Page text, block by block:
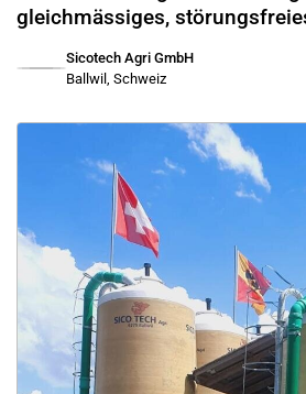
gleichmässiges,
Sicotech Agri GmbH
Ballwil, Schweiz